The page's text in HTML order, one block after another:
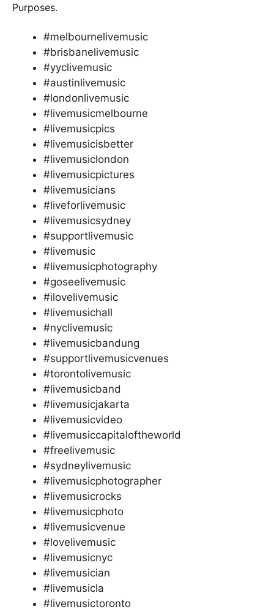
Purposes.
#melbournelivemusic
#brisbanelivemusic
#yyclivemusic
#austinlivemusic
#londonlivemusic
#livemusicmelbourne
#livemusicpics
#livemusicisbetter
#livemusiclondon
#livemusicpictures
#livemusicians
#liveforlivemusic
#livemusicsydney
#supportlivemusic
#livemusic
#livemusicphotography
#goseelivemusic
#ilovelivemusic
#livemusichall
#nyclivemusic
#livemusicbandung
#supportlivemusicvenues
#torontolivemusic
#livemusicband
#livemusicjakarta
#livemusicvideo
#livemusiccapitaloftheworld
#freelivemusic
#sydneylivemusic
#livemusicphotographer
#livemusicrocks
#livemusicphoto
#livemusicvenue
#lovelivemusic
#livemusicnyc
#livemusician
#livemusicla
#livemusictoronto